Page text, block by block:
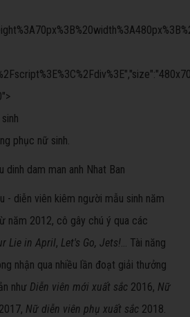
phục nữ sinh.
- diễn viên kiêm người mẫu sinh năm
năm 2012, cô gây chú ý qua các
Lie in April, Let's Go, Jets!... Tài năng
nhận qua nhiều lần đoạt giải thưởng
như Diễn viên mới xuất sắc 2016, Nữ
2017, Nữ diễn viên phụ xuất sắc 2018.